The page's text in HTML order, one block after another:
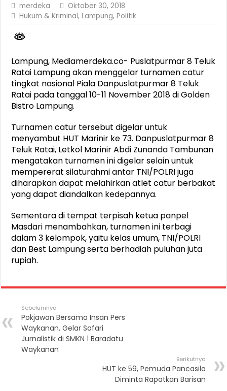
Pastikan Pelayanan Maksimal, Direksi Jasa Raharja Tinjau Korban
Gubernur Mirza Ajak IAI Darul Fattah Cetak SDM Adaptif
merdeka
Oktober 30, 2018
Hukum & Kriminal,Lampung,Politik
Lampung, Mediamerdeka.co- Puslatpurmar 8 Teluk
Ratai Lampung akan menggelar turnamen catur
tingkat nasional Piala Danpuslatpurmar 8 Teluk
Ratai pada tanggal 10-11 November 2018 di Golden
Bistro Lampung.
Turnamen catur tersebut digelar untuk
menyambut HUT Marinir ke 73. Danpuslatpurmar 8
Teluk Ratai, Letkol Marinir Abdi Zunanda Tambunan
mengatakan turnamen ini digelar selain untuk
mempererat silaturahmi antar TNI/POLRI juga
diharapkan dapat melahirkan atlet catur berbakat
yang dapat diandalkan kedepannya.
Sementara di tempat terpisah ketua panpel
Masdari menambahkan, turnamen ini terbagi
dalam 3 kelompok, yaitu kelas umum, TNI/POLRI
dan Best Lampung serta berhadiah puluhan juta
rupiah.
Sebelumnya
Pokjawan Bersama Insan Pers
Waykanan, Gelar Safari
Jurnalistik di SMKN 1 Baradatu
Waykanan
Berikutnya
HUT ke 59, Pemuda Pancasila
Diminta Rapatkan Barisan